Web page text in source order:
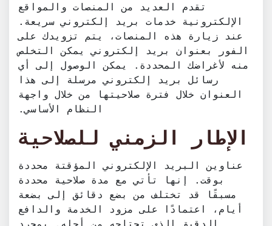
تقدم العديد من المنصات والمواقع
الإلكترونية خدمات بريد إلكتروني سريعة.
عند زيارة هذه المنصات، يتم تزويدك على
الفور بعنوان بريد إلكتروني يمكن التخلص
منه لأغراضك المحددة. يمكن الوصول إلى أي
رسائل بريد إلكتروني مرسلة إلى هذا
العنوان خلال فترة صلاحيتها من خلال واجهة
النظام الأساسي.
الإطار الزمني للصلاحية
عناوين البريد الإلكتروني المؤقتة محددة
بوقت. إنها تأتي مع مدة صلاحية محددة
مسبقًا قد تختلف من بضع دقائق إلى بضعة
أيام، اعتمادًا على مزود الخدمة والدافع